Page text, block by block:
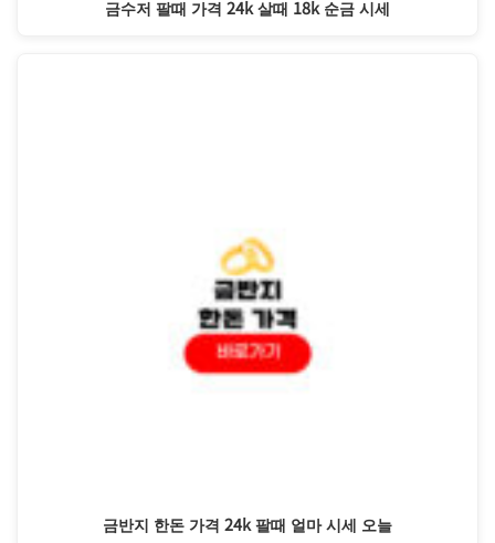
금수저 팔때 가격 24k 살때 18k 순금 시세
금반지 한돈 가격 24k 팔때 얼마 시세 오늘